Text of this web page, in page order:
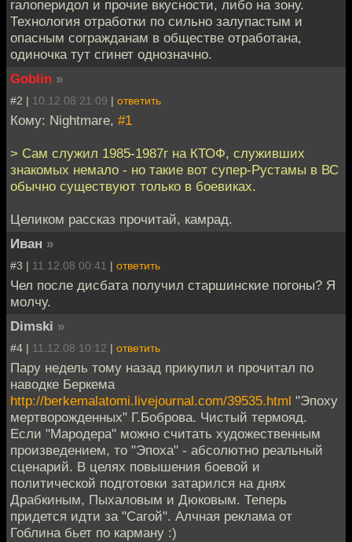
галоперидол и прочие вкусности, либо на зону.
Технология отработки по сильно залупастым и
опасным согражданам в обществе отработана,
одиночка тут сгинет однозначно.
Goblin »
#2 | 10.12.08 21:09 | ответить
Кому: Nightmare, #1
> Сам служил 1985-1987г на КТОФ, служивших
знакомых немало - но такие вот супер-Рустамы в ВС
обычно существуют только в боевиках.
Целиком рассказ прочитай, камрад.
Иван »
#3 | 11.12.08 00:41 | ответить
Чел после дисбата получил старшинские погоны? Я
молчу.
Dimski »
#4 | 11.12.08 10:12 | ответить
Пару недель тому назад прикупил и прочитал по
наводке Беркема
http://berkemalatomi.livejournal.com/39535.html "Эпоху
мертворожденных" Г.Боброва. Чистый термояд.
Если "Мародера" можно считать художественным
произведением, то "Эпоха" - абсолютно реальный
сценарий. В целях повышения боевой и
политической подготовки затарился на днях
Драбкиным, Пыхаловым и Дюковым. Теперь
придется идти за "Сагой". Алчная реклама от
Гоблина бьет по карману :)